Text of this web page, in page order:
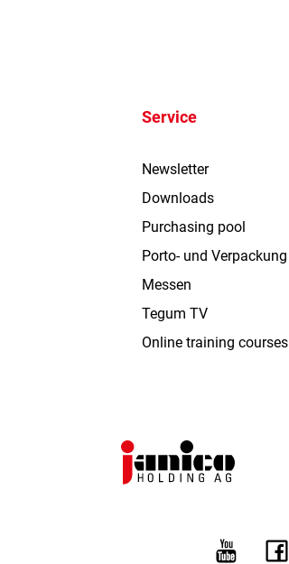
Service
Newsletter
Downloads
Purchasing pool
Porto- und Verpackung
Messen
Tegum TV
Online training courses